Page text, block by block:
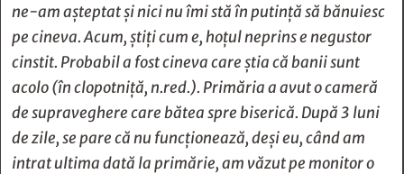
ne-am așteptat și nici nu îmi stă în putință să bănuiesc
pe cineva. Acum, știți cum e, hoțul neprins e negustor
cinstit. Probabil a fost cineva care știa că banii sunt
acolo (în clopotniță, n.red.). Primăria a avut o cameră
de supraveghere care bătea spre biserică. După 3 luni
de zile, se pare că nu funcționează, deși eu, când am
intrat ultima dată la primărie, am văzut pe monitor o